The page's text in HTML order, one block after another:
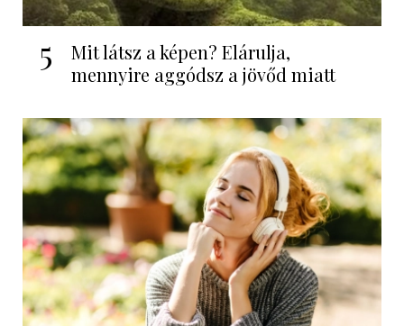
5
Mit látsz a képen? Elárulja,
mennyire aggódsz a jövőd miatt